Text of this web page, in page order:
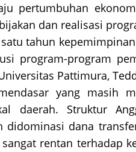
pertumbuhan
dan realisasi
tahun
program-program
Pattimura,
yang masih
daerah. Struktur
didominasi dana
rentan terhadap